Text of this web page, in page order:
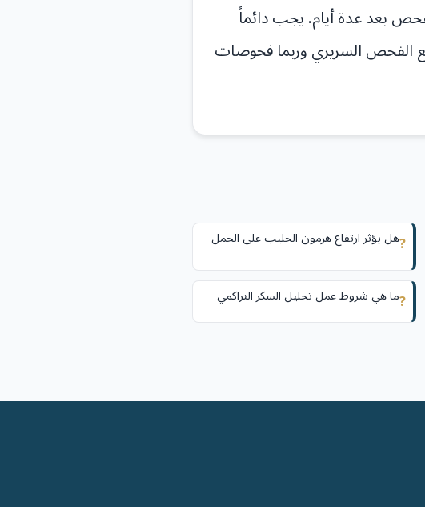
بعد عدة أيام. يجب دائماً
الفحص السريري وربما فحوصات
?هل يؤثر ارتفاع هرمون الحليب على الحمل
?ما هي شروط عمل تحليل السكر التراكمي